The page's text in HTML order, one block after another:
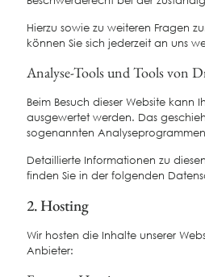
Hierzu sowie zu weiteren Fragen
können Sie sich jederzeit an uns
Analyse-Tools und Tools von
Beim Besuch dieser Website kann
ausgewertet werden. Das
sogenannten
Detaillierte Informationen zu
finden Sie in der folgenden
2. Hosting
Wir hosten die Inhalte unserer
Anbieter: